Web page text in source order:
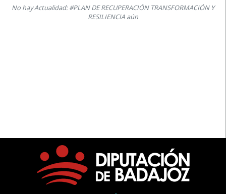
No hay Actualidad: #PLAN DE RECUPERACIÓN TRANSFORMACIÓN Y
RESILIENCIA aún